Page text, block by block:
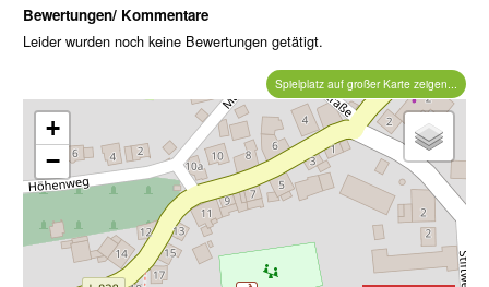
Bewertungen/ Kommentare
Leider wurden noch keine Bewertungen getätigt.
Spielplatz auf großer Karte zeigen...
+
−